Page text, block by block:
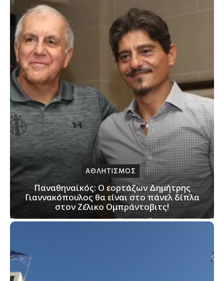
ΑΘΛΗΤΙΣΜΟΣ
Παναθηναϊκός: Ο εορτάζων Δημήτρης
Γιαννακόπουλος θα είναι στο πάνελ δίπλα
στον Ζέλικο Ομπράντοβιτς!